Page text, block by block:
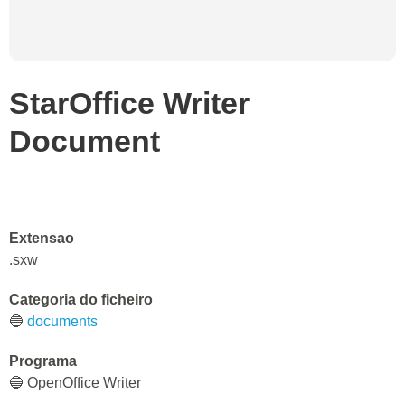
StarOffice Writer
Document
Extensao
.sxw
Categoria do ficheiro
🔵 documents
Programa
🔵 OpenOffice Writer